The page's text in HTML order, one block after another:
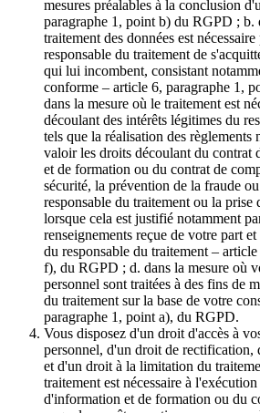
mesures préalables à la conclusion
paragraphe 1, point b) du RGPD ; b.
traitement des données est
responsable du traitement de
qui lui incombent, consistant
conforme – article 6, paragraphe 1,
dans la mesure où le traitement est
découlant des intérêts légitimes du
tels que la réalisation des règlements
valoir les droits découlant du contrat
et de formation ou du contrat de
sécurité, la prévention de la fraude
responsable du traitement ou la prise
lorsque cela est justifié notamment
renseignements reçue de votre part
du responsable du traitement –
f), du RGPD ; d. dans la mesure où
personnel sont traitées à des fins de
du traitement sur la base de votre
paragraphe 1, point a), du RGPD.
Vous disposez d'un droit d'accès à
personnel, d'un droit de rectification,
et d'un droit à la limitation du
traitement est nécessaire à
d'information et de formation ou du